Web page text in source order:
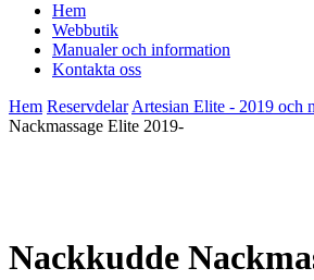
Hem
Webbutik
Manualer och information
Kontakta oss
Hem Reservdelar Artesian Elite - 2019 och
Nackmassage Elite 2019-
Nackkudde